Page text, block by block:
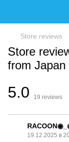
Store reviews
Store
from Japan
5.0 19 reviews
19.12.2025 в